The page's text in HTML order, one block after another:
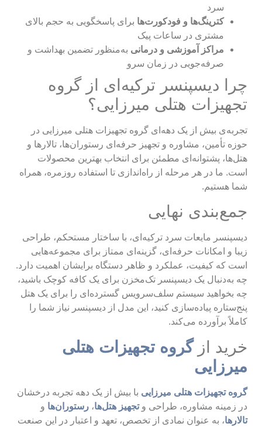
سرد
کترینگ‌ها و فودکورت‌ها برای پاسخگویی به حجم بالای
مشتری در ساعات پیک
مراکز آموزشی و درمانی به‌منظور تضمین بهداشت و
صرفه‌جویی در زمان سرو
چرا دیسپنسر ترکیه‌ای از گروه
تجهیزات هتلی میرزایی؟
تجربه‌ی بیش از یک دهه‌ای گروه تجهیزات هتلی میرزایی در
حوزه تأمین، مشاوره و تجهیز حرفه‌ای رستوران‌ها، تالارها و
هتل‌ها، پشتوانه‌ای مطمئن برای انتخاب بهترین محصولات
است. ما در هر مرحله از راه‌اندازی تا استفاده روزمره، همراه
شما هستیم.
جمع‌بندی نهایی
دیسپنسر مایعات سرد ترکیه‌ای، با ساختار مستحکم، طراحی
زیبا و امکانات حرفه‌ای، گزینه‌ای ممتاز برای مجموعه‌هایی
است که کیفیت، عملکرد و ظاهر دستگاه برایشان اهمیت دارد.
چه به‌دنبال یک دیسپنسر تک‌مخزن برای یک کافه کوچک باشید،
چه بخواهید سیستم سلف‌سرویس گسترده‌ای را برای یک هتل
پنج‌ستاره پیاده‌سازی کنید، این مدل از دیسپنسر نیاز شما را
کاملاً برآورده می‌کند.
خرید ازگروه تجهیزات هتلی
میرزایی
گروه تجهیزات هتلی میرزایی با بیش از یک دهه تجربه درخشان
در زمینه مشاوره، طراحی وتجهیز هتل‌ها، رستوران‌ها و
تالارها، به عنوان نمادی از تخصص، تعهد و اعتبار در این صنعت